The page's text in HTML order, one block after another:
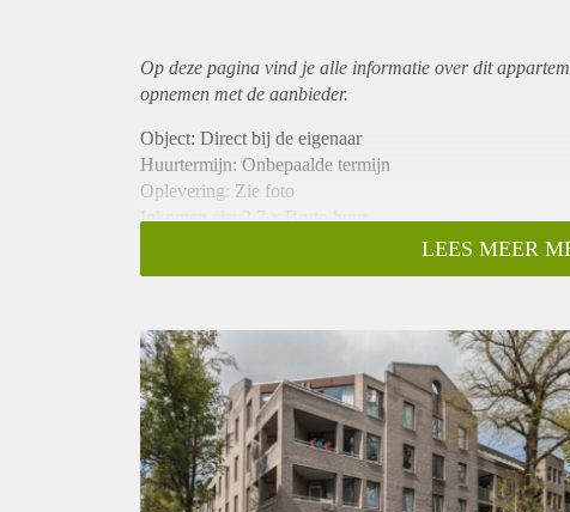
Op deze pagina vind je alle informatie over dit
opnemen met de aanbieder.
Object: Direct bij de eigenaar
Huurtermijn: Onbepaalde termijn
Oplevering: Zie foto
Inkomen eis: 2,7 x Bruto huur
Borg: 1 Maand
Huisdieren toegestaan: Afhankelijk van de Eigenaar
Huurtoeslag grens: Nee
Geschikt voor studenten: Afhankelijk van de Eigenaar
LEES MEER